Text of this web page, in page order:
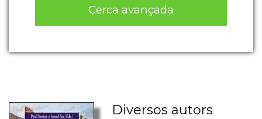
Cerca avançada
Diversos autors